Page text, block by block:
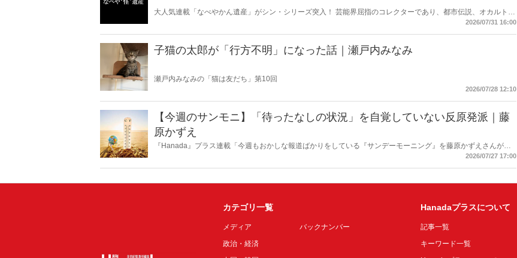
大人気連載「なべやかん遺産」がシン・シリーズ突入！ 芸能界屈指のコレクターであり、都市伝説、オカルト、
スピリチュアルな話題が大好きな芸人・なべやかんが蒐集した選りすぐりの「怪」な話を紹介！信じるか信じな
2026/07/31 16:00
子猫の太郎が「行方不明」になった話｜瀬戸内みなみ
瀬戸内みなみの「猫は友だち」第10回
2026/07/28 12:10
【今週のサンモニ】「待ったなしの状況」を自覚していない反原発派｜藤
原かずえ
『Hanada』プラス連載「今週もおかしな報道ばかりをしている『サンデーモーニング』を藤原かずえさんがデ
2026/07/27 17:00
カテゴリ一覧
メディア
政治・経済
バックナンバー
Hanadaプラスについて
記事一覧
キーワード一覧